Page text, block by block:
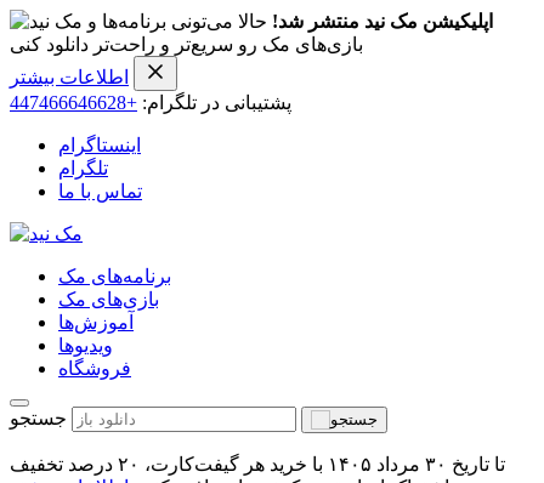
اپلیکیشن مک نید منتشر شد! حالا می‌تونی برنامه‌ها و
بازی‌های مک رو سریع‌تر و راحت‌تر دانلود کنی
اطلاعات بیشتر
پشتیبانی در تلگرام: +447466646628
اینستاگرام
تلگرام
تماس با ما
برنامه‌های مک
بازی‌های مک
آموزش‌ها
ویدیو‌ها
فروشگاه
جستجو
تا تاریخ ۳۰ مرداد ۱۴۰۵ با خرید هر گیفت‌کارت، ۲۰ درصد تخفیف